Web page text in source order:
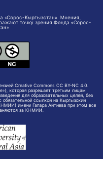
«Сорос-Кыргызстан». Мнения,
точку зрения Фонда «Сорос-
Creative Commons CC BY-NC 4.0.
которая разрешает третьим лицам
для образовательных целей, без
обязательной ссылкой на Кыргызский
имени Гапара Айтиева при этом все
за КНМИИ.